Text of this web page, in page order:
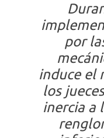
por
induce el
los
inercia a